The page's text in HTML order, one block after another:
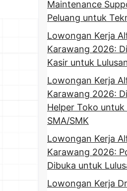
Maintenance
Peluang untuk
Lowongan Kerja
Karawang 2026:
Kasir untuk
Lowongan Kerja
Karawang 2026:
Helper Toko untuk
SMA/SMK
Lowongan Kerja
Karawang 2026:
Dibuka untuk
Lowongan Kerja